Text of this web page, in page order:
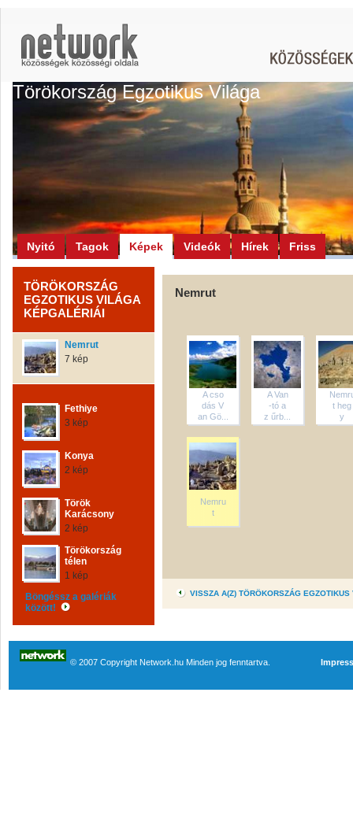
Törökország Egzotikus Világa
Nyitó Tagok Képek Videók Hírek Friss
TÖRÖKORSZÁG
EGZOTIKUS VILÁGA
KÉPGALÉRIÁI
Nemrut
7 kép
Fethiye
3 kép
Konya
2 kép
Török
Karácsony
2 kép
Törökország
télen
1 kép
Böngéssz a galériák
között!
Nemrut
A cso
dás V
an Gö...
A Van
-tó a
z űrb...
t heg
y
Nemru
t
VISSZA A(Z) TÖRÖKORSZÁG
© 2007 Copyright Network.hu Minden jog fenntartva.